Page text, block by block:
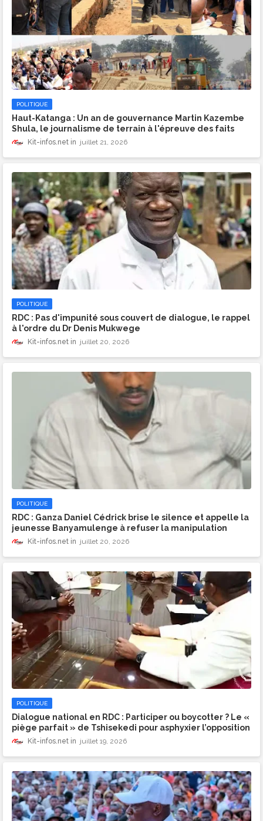
POLITIQUE
Haut-Katanga : Un an de gouvernance Martin Kazembe
Shula, le journalisme de terrain à l'épreuve des faits
Kit-infos.net juillet 21, 2026
POLITIQUE
​RDC : Pas d'impunité sous couvert de dialogue, le rappel
à l'ordre du Dr Denis Mukwege
Kit-infos.net juillet 20, 2026
POLITIQUE
RDC : Ganza Daniel Cédrick brise le silence et appelle la
jeunesse Banyamulenge à refuser la manipulation
Kit-infos.net juillet 20, 2026
POLITIQUE
Dialogue national en RDC : Participer ou boycotter ? Le «
piège parfait » de Tshisekedi pour asphyxier l’opposition​
Kit-infos.net juillet 19, 2026